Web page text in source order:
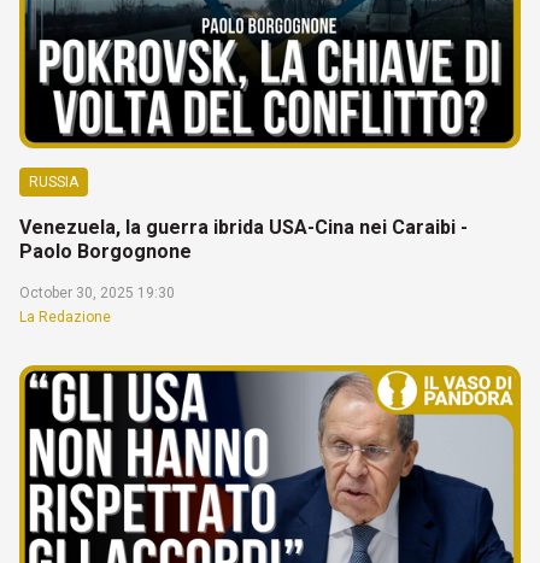
RUSSIA
Venezuela, la guerra ibrida USA-Cina nei Caraibi -
Paolo Borgognone
October 30, 2025 19:30
La Redazione